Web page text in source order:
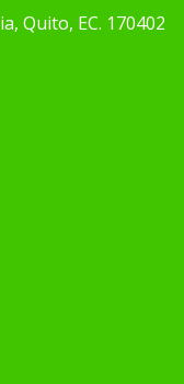
Quito, EC. 170402